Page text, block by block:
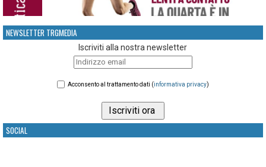
NEWSLETTER TRGMEDIA
Iscriviti alla nostra newsletter
Acconsento al trattamento dati (informativa privacy)
SOCIAL